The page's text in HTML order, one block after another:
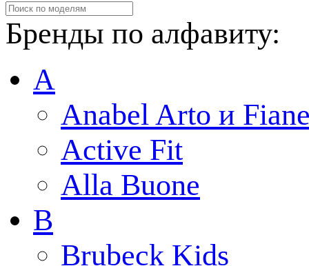
Бренды по алфавиту:
A
Anabel Arto и
Active Fit
Alla Buone
B
Brubeck Kids